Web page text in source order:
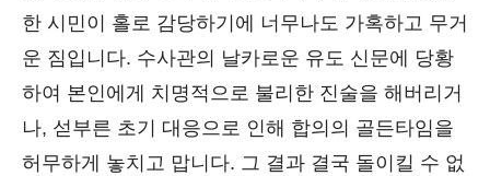
한 시민이 홀로 감당하기에 너무나도 가혹하고 무거
운 짐입니다. 수사관의 날카로운 유도 신문에 당황
하여 본인에게 치명적으로 불리한 진술을 해버리거
나, 섣부른 초기 대응으로 인해 합의의 골든타임을
허무하게 놓치고 맙니다. 그 결과 결국 돌이킬 수 없